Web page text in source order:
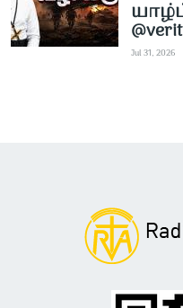
Jul 31, 2026